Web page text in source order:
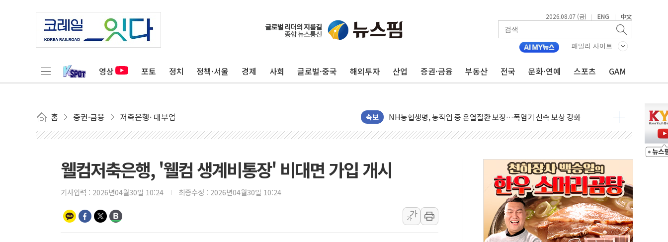
2026.08.07 (금) | ENG | 中文
패밀리 사이트
영상 포토 정치 정책·서울 경제 사회 글로벌·중국 해외투자 산업 증권·금융 부동산 전국 문화·연예 스포츠 GAM
홈 증권·금융 저축은행· 대부업 속보
워트, 상반기 영업이익 30억원
프롬바이오, 10일 거래 재개…"재무구조 개편"
아바코, 2분기 매출 120억원
랩지노믹스 "디엑솜과 美 암 진단 분야 독점 라이선스 계약"
푸본현대생명, 육군 3군단과 군 장병 금융교육·전역 지원 협약
교보생명, '교보K-맞춤건강보험' 6개월 배타적사용권 획득
벼랑 끝 선 '동전주' 무더기 상폐 위기…관리종목 우려 지정예고 총 63개
1순위보다 낮은 특별공급 경쟁률… 실수요자 관심
컴투스 '제우스: 오만의 신' 26일 출시, 유저의 캐릭터가 AI로 플레이한다
네이버 클립, 시청 만으로 혜택 얻는 피드코인 이벤트 진행
웰컴저축은행, '웰컴 생계비통장' 비대면 가입 개시
기사입력 : 2026년04월30일 10:24 최종수정 : 2026년04월30일 10:24
가
가